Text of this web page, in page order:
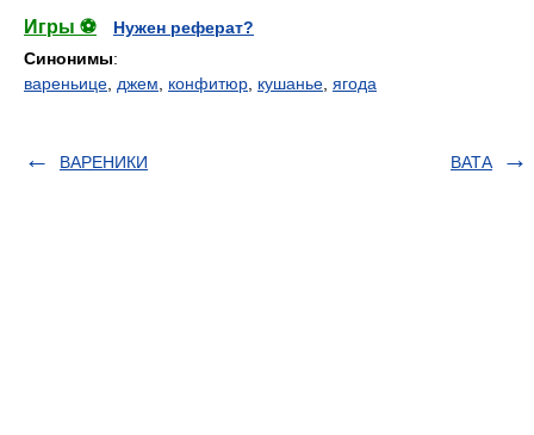
Игры ⚽
Нужен реферат?
Синонимы:
вареньице джем конфитюр кушанье ягода
ВАРЕНИКИ ВАТА